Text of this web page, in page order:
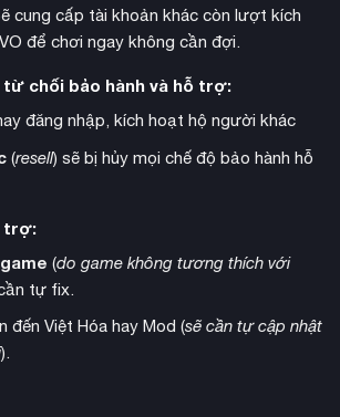
cung cấp tài khoản khác còn lượt kích
để chơi ngay không cần đợi.
chối bảo hành và hỗ trợ:
đăng nhập, kích hoạt hộ người khác
(resell) sẽ bị hủy mọi chế độ bảo hành hỗ
trợ:
(do game không tương thích với
tự fix.
đến Việt Hóa hay Mod (sẽ cần tự cập nhật
).